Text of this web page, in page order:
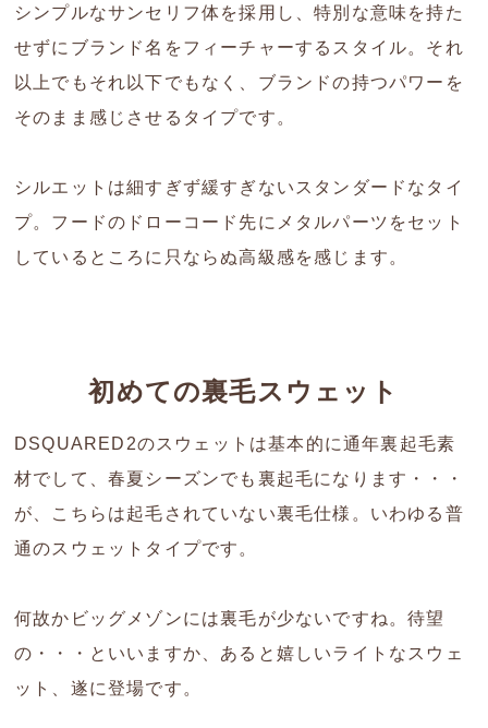
シンプルなサンセリフ体を採用し、特別な意味を持た
せずにブランド名をフィーチャーするスタイル。それ
以上でもそれ以下でもなく、ブランドの持つパワーを
そのまま感じさせるタイプです。
シルエットは細すぎず緩すぎないスタンダードなタイ
プ。フードのドローコード先にメタルパーツをセット
しているところに只ならぬ高級感を感じます。
初めての裏毛スウェット
DSQUARED2のスウェットは基本的に通年裏起毛素
材でして、春夏シーズンでも裏起毛になります・・・
が、こちらは起毛されていない裏毛仕様。いわゆる普
通のスウェットタイプです。
何故かビッグメゾンには裏毛が少ないですね。待望
の・・・といいますか、あると嬉しいライトなスウェ
ット、遂に登場です。